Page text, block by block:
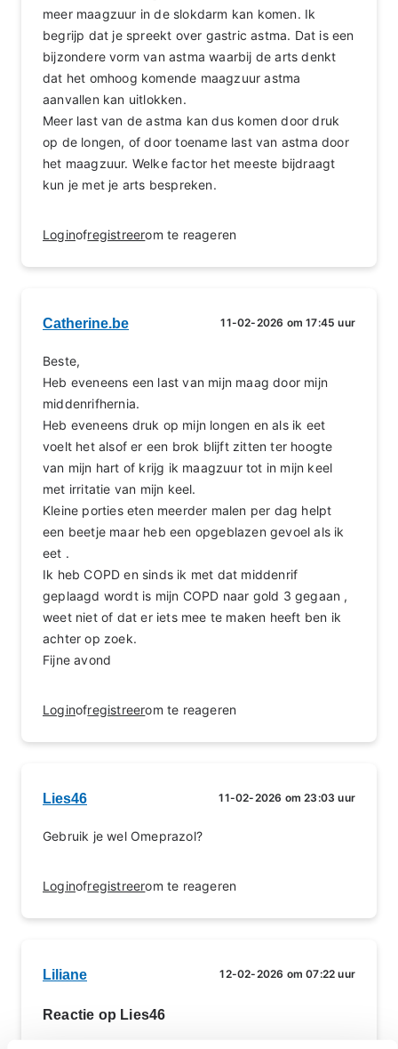
meer maagzuur in de slokdarm kan komen. Ik
begrijp dat je spreekt over gastric astma. Dat is een
bijzondere vorm van astma waarbij de arts denkt
dat het omhoog komende maagzuur astma
aanvallen kan uitlokken.
Meer last van de astma kan dus komen door druk
op de longen, of door toename last van astma door
het maagzuur. Welke factor het meeste bijdraagt
kun je met je arts bespreken.
Loginofregistreerom te reageren
Catherine.be 11-02-2026 om 17:45 uur
Beste,
Heb eveneens een last van mijn maag door mijn
middenrifhernia.
Heb eveneens druk op mijn longen en als ik eet
voelt het alsof er een brok blijft zitten ter hoogte
van mijn hart of krijg ik maagzuur tot in mijn keel
met irritatie van mijn keel.
Kleine porties eten meerder malen per dag helpt
een beetje maar heb een opgeblazen gevoel als ik
eet .
Ik heb COPD en sinds ik met dat middenrif
geplaagd wordt is mijn COPD naar gold 3 gegaan ,
weet niet of dat er iets mee te maken heeft ben ik
achter op zoek.
Fijne avond
Loginofregistreerom te reageren
Lies46 11-02-2026 om 23:03 uur
Gebruik je wel Omeprazol?
Loginofregistreerom te reageren
Liliane 12-02-2026 om 07:22 uur
Reactie op Lies46